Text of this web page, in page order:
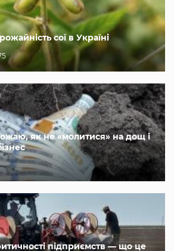
сої в Україні
як не «молитися» на дощ і
підприємств — що це